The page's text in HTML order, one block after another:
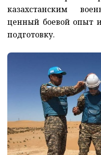
казахстанским
ценный боевой опыт
подготовку.